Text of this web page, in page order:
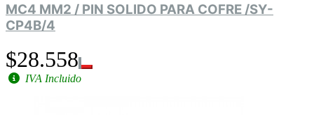
MC4 MM2 / PIN SOLIDO PARA COFRE /SY-
CP4B/4
$28.558
IVA Incluido